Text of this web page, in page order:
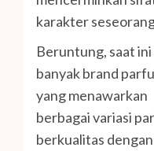
karakter
Beruntung, saat ini
banyak brand
yang menawarkan
berbagai variasi
berkualitas